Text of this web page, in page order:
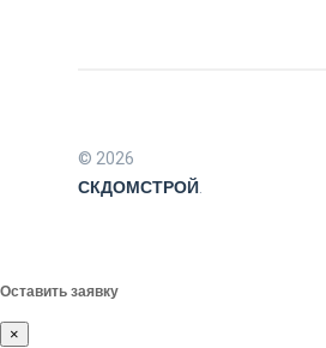
© 2026
СКДОМСТРОЙ.
Оставить заявку
×